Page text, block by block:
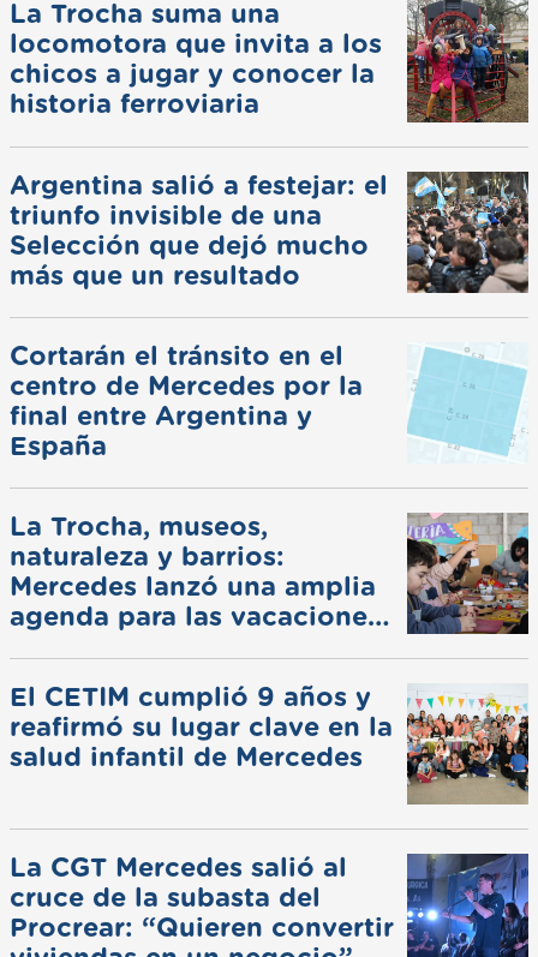
La Trocha suma una
locomotora que invita a los
chicos a jugar y conocer la
historia ferroviaria
Argentina salió a festejar: el
triunfo invisible de una
Selección que dejó mucho
más que un resultado
Cortarán el tránsito en el
centro de Mercedes por la
final entre Argentina y
España
La Trocha, museos,
naturaleza y barrios:
Mercedes lanzó una amplia
agenda para las vacaciones
El CETIM cumplió 9 años y
reafirmó su lugar clave en la
salud infantil de Mercedes
La CGT Mercedes salió al
cruce de la subasta del
Procrear: “Quieren convertir